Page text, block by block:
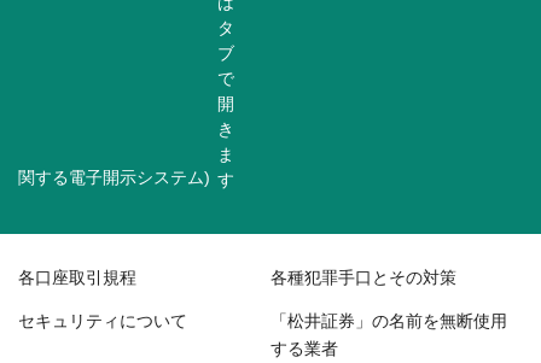
関する電子開示システム)
各口座取引規程 各種犯罪手口とその対策
セキュリティについて 「松井証券」の名前を無断使用
する業者